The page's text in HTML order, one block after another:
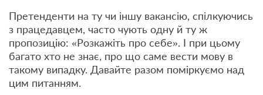
Претенденти на ту чи іншу вакансію, спілкуючись
з працедавцем, часто чують одну й ту ж
пропозицію: «Розкажіть про себе». І при цьому
багато хто не знає, про що саме вести мову в
такому випадку. Давайте разом поміркуємо над
цим питанням.